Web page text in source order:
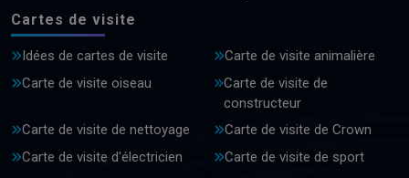
Cartes de visite
Idées de cartes de visite
Carte de visite animalière
Carte de visite oiseau
Carte de visite de
constructeur
Carte de visite de nettoyage
Carte de visite de Crown
Carte de visite d'électricien
Carte de visite de sport